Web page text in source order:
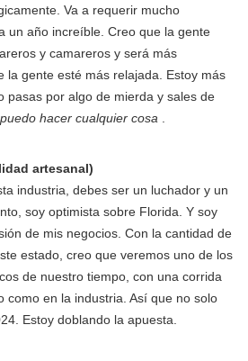
Va a requerir mucho
un año increíble. Creo que la gente
y camareros y será más
la gente esté más relajada. Estoy más
pasas por algo de mierda y sales de
puedo hacer cualquier cosa .
artesanal)
industria, debes ser un luchador y un
soy optimista sobre Florida. Y soy
de mis negocios. Con la cantidad de
estado, creo que veremos uno de los
de nuestro tiempo, con una corrida
como en la industria. Así que no solo
Estoy doblando la apuesta.